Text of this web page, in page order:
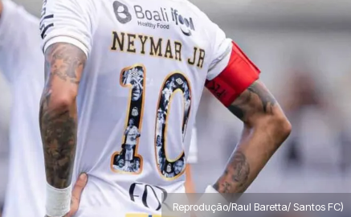
Reprodução/Raul Baretta/ Santos FC)